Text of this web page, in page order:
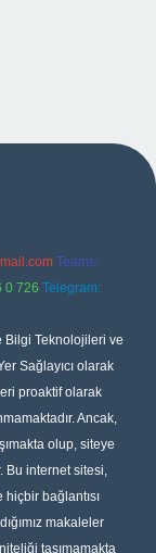
Teams:
0 726 Telegram:
Bilgi Teknolojileri ve
Sağlayıcı olarak
proaktif olarak
Ancak,
olup, siteye
Bu internet sitesi,
bağlantısı
makaleler
taşımamakta